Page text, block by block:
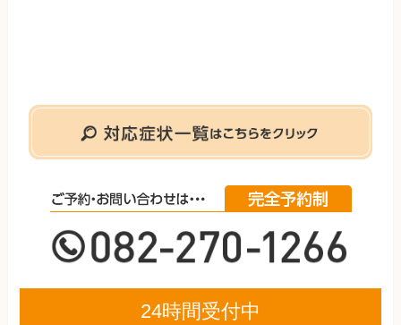
24時間受付中